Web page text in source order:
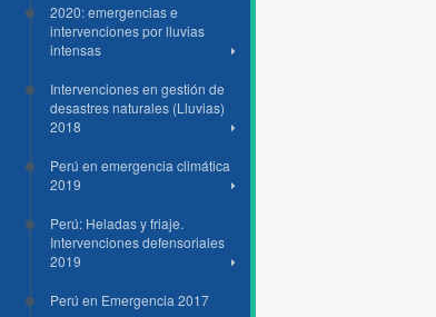
2020: emergencias e
intervenciones por lluvias
intensas
Intervenciones en gestión de
desastres naturales (Lluvias)
2018
Perú en emergencia climática
2019
Perú: Heladas y friaje.
Intervenciones defensoriales
2019
Perú en Emergencia 2017